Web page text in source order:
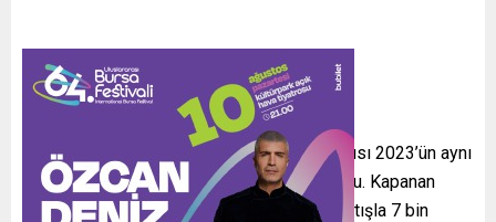
Buna göre, Aralık 2024’te kurulan şirket sayısı 2023’ün aynı
ayına göre yüzde 1,1 artarak 12 bin 659 oldu. Kapanan
şirket sayısı ise bu dönemde yüzde 26,9 artışla 7 bin